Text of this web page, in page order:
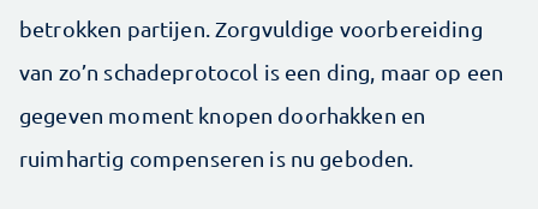
betrokken partijen. Zorgvuldige voorbereiding
van zo’n schadeprotocol is een ding, maar op een
gegeven moment knopen doorhakken en
ruimhartig compenseren is nu geboden.